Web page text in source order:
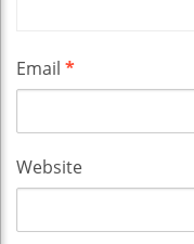
Email *
Website